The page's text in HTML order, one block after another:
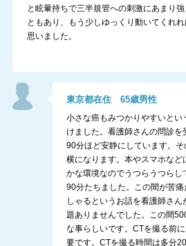
と眩暈持ちで三半規管への刺激にあまり
ともあり、もう少しゆっくり動いてくれ
思いました。
東京都在住65歳男性
小さな癌もみつかりやすいとい
けました。看護師さんの問診を
90分ほど安静にしています。
横になります。本やスマホな
かな環境なのでうつらうつらし
90分たちました。この間が苦
しゃるというお話を看護師さ
題ありませんでした。この間
な事らしいです。CTを撮る前
要です。CTを撮る時間は多分